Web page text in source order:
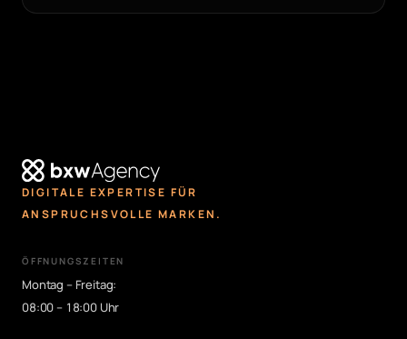
DIGITALE EXPERTISE FÜR
ANSPRUCHSVOLLE MARKEN.
ÖFFNUNGSZEITEN
Montag – Freitag:
08:00 – 18:00 Uhr